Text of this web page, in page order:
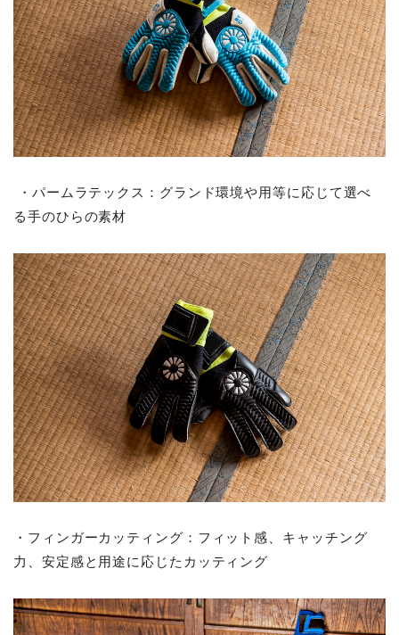
・パームラテックス：グランド環境や用等に応じて選べ
る手のひらの素材
・フィンガーカッティング：フィット感、キャッチング
力、安定感と用途に応じたカッティング